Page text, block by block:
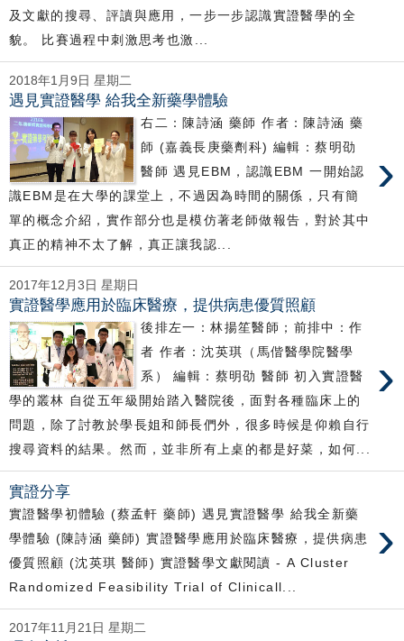
及文獻的搜尋、評讀與應用，一步一步認識實證醫學的全
貌。 比賽過程中刺激思考也激...
2018年1月9日 星期二
遇見實證醫學 給我全新藥學體驗
›
右二：陳詩涵 藥師 作者：陳詩涵 藥
師 (嘉義長庚藥劑科) 編輯：蔡明劭
醫師 遇見EBM，認識EBM 一開始認
識EBM是在大學的課堂上，不過因為時間的關係，只有簡
單的概念介紹，實作部分也是模仿著老師做報告，對於其中
真正的精神不太了解，真正讓我認...
2017年12月3日 星期日
實證醫學應用於臨床醫療，提供病患優質照顧
›
後排左一：林揚笙醫師；前排中：作
者 作者：沈英琪（馬偕醫學院醫學
系） 編輯：蔡明劭 醫師 初入實證醫
學的叢林 自從五年級開始踏入醫院後，面對各種臨床上的
問題，除了討教於學長姐和師長們外，很多時候是仰賴自行
搜尋資料的結果。然而，並非所有上桌的都是好菜，如何...
實證分享
›
實證醫學初體驗 (蔡孟軒 藥師) 遇見實證醫學 給我全新藥
學體驗 (陳詩涵 藥師) 實證醫學應用於臨床醫療，提供病患
優質照顧 (沈英琪 醫師) 實證醫學文獻閱讀 - A Cluster
Randomized Feasibility Trial of Clinicall...
2017年11月21日 星期二